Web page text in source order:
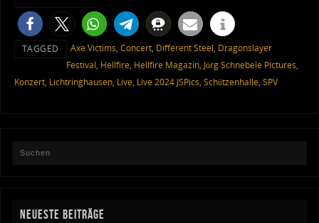
TAGGED Axe Victims, Concert, Different Steel, Dragonslayer
Festival, Hellfire, Hellfire Magazin, Jörg Schnebele Pictures,
Konzert, Lichtringhausen, Live, Live 2024 JSPics, Schützenhalle, SPV
NEUESTE BEITRÄGE